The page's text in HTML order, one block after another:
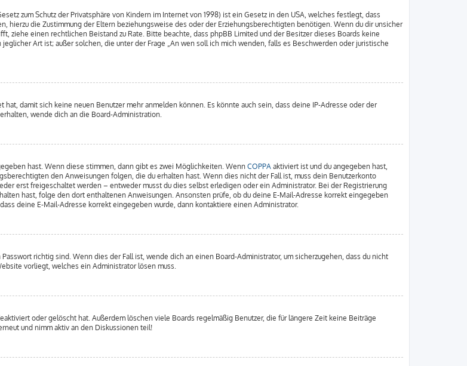
zum Schutz der Privatsphäre von Kindern im Internet von 1998) ist ein Gesetz in den USA, welches festlegt, dass
hierzu die Zustimmung der Eltern beziehungsweise des oder der Erziehungsberechtigten benötigen. Wenn du dir unsicher
ziehe einen rechtlichen Beistand zu Rate. Bitte beachte, dass phpBB Limited und der Besitzer dieses Boards keine
Art ist; außer solchen, die unter der Frage „An wen soll ich mich wenden, falls es Beschwerden oder juristische
damit sich keine neuen Benutzer mehr anmelden können. Es könnte auch sein, dass deine IP-Adresse oder der
wende dich an die Board-Administration.
hast. Wenn diese stimmen, dann gibt es zwei Möglichkeiten. Wenn COPPA aktiviert ist und du angegeben hast,
den Anweisungen folgen, die du erhalten hast. Wenn dies nicht der Fall ist, muss dein Benutzerkonto
erst freigeschaltet werden – entweder musst du dies selbst erledigen oder ein Administrator. Bei der Registrierung
hast, folge den dort enthaltenen Anweisungen. Ansonsten prüfe, ob du deine E-Mail-Adresse korrekt eingegeben
deine E-Mail-Adresse korrekt eingegeben wurde, dann kontaktiere einen Administrator.
richtig sind. Wenn dies der Fall ist, wende dich an einen Board-Administrator, um sicherzugehen, dass du nicht
vorliegt, welches ein Administrator lösen muss.
oder gelöscht hat. Außerdem löschen viele Boards regelmäßig Benutzer, die für längere Zeit keine Beiträge
und nimm aktiv an den Diskussionen teil!